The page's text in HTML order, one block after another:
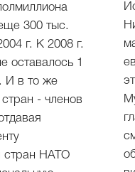
300 тыс.
г. К 2008 г.
оставалось 1
И в то же
- членов
стран НАТО